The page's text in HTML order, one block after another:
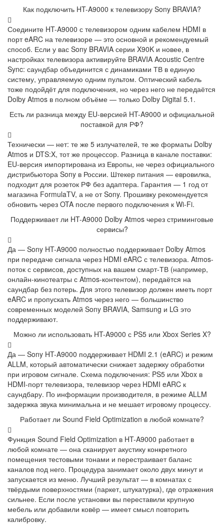
Как подключить HT-A9000 к телевизору Sony BRAVIA?
Соедините HT-A9000 с телевизором одним кабелем HDMI в
порт eARC на телевизоре — это основной и рекомендуемый
способ. Если у вас Sony BRAVIA серии X90K и новее, в
настройках телевизора активируйте BRAVIA Acoustic Centre
Sync: саундбар объединится с динамиками ТВ в единую
систему, управляемую одним пультом. Оптический кабель
тоже подойдёт для подключения, но через него не передаётся
Dolby Atmos в полном объёме — только Dolby Digital 5.1.
Есть ли разница между EU-версией HT-A9000 и официальной
поставкой для РФ?
Технически — нет: те же 5 излучателей, те же форматы Dolby
Atmos и DTS:X, тот же процессор. Разница в канале поставки:
EU-версия импортирована из Европы, не через официального
дистрибьютора Sony в России. Штекер питания — евровилка,
подходит для розеток РФ без адаптера. Гарантия — 1 год от
магазина FormulaTV, а не от Sony. Прошивку рекомендуется
обновить через OTA после первого подключения к Wi-Fi.
Поддерживает ли HT-A9000 Dolby Atmos через стриминговые
сервисы?
Да — Sony HT-A9000 полностью поддерживает Dolby Atmos
при передаче сигнала через HDMI eARC с телевизора. Atmos-
поток с сервисов, доступных на вашем смарт-ТВ (например,
онлайн-кинотеатры с Atmos-контентом), передаётся на
саундбар без потерь. Для этого телевизор должен иметь порт
eARC и пропускать Atmos через него — большинство
современных моделей Sony BRAVIA, Samsung и LG это
поддерживают.
Можно ли использовать HT-A9000 с PS5 или Xbox Series X?
Да — Sony HT-A9000 поддерживает HDMI 2.1 (eARC) и режим
ALLM, который автоматически снижает задержку обработки
при игровом сигнале. Схема подключения: PS5 или Xbox в
HDMI-порт телевизора, телевизор через HDMI eARC к
саундбару. По информации производителя, в режиме ALLM
задержка звука минимальна и не мешает игровому процессу.
Работает ли Sound Field Optimization в любой комнате?
Функция Sound Field Optimization в HT-A9000 работает в
любой комнате — она сканирует акустику конкретного
помещения тестовыми тонами и перестраивает баланс
каналов под него. Процедура занимает около двух минут и
запускается из меню. Лучший результат — в комнатах с
твёрдыми поверхностями (паркет, штукатурка), где отражения
сильнее. Если после установки вы переставили крупную
мебель или добавили ковёр — имеет смысл повторить
калибровку.